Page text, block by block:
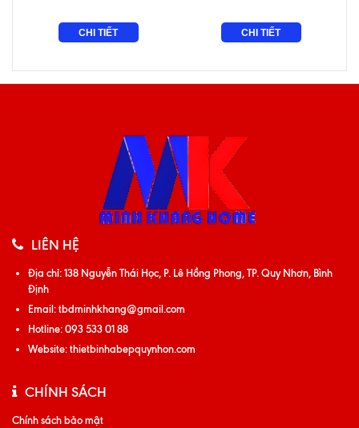
CHI TIẾT CHI TIẾT
LIÊN HỆ
Địa chỉ:138 Nguyễn Thái Học, P. Lê Hồng Phong, TP. Quy Nhơn, Bình
Định
Email:tbdminhkhang@gmail.com
Hotline:093 533 01 88
Website:thietbinhabepquynhon.com
CHÍNH SÁCH
Chính sách bảo mật